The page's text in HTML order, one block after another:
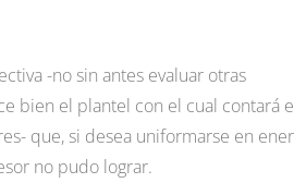
-no sin antes evaluar otras
bien el plantel con el cual contará
que, si desea uniformarse en
no pudo lograr.